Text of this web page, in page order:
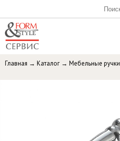
Главная → Каталог → Мебельные ручки